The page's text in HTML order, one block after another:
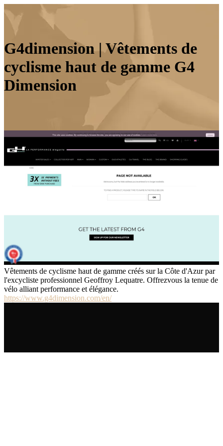
G4dimension | Vêtements de
cyclisme haut de gamme G4
Dimension
Vêtements de cyclisme haut de gamme créés sur la Côte d'Azur par
l'excycliste professionnel Geoffroy Lequatre. Offrezvous la tenue de
vélo alliant performance et élégance.
https://www.g4dimension.com/en/